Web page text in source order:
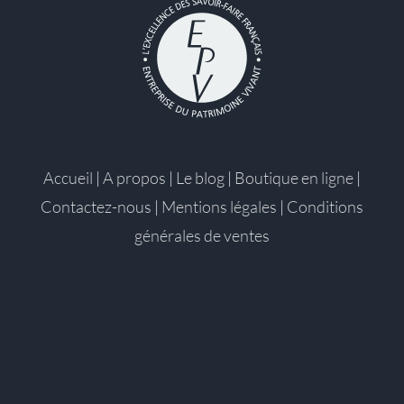
Accueil | A propos | Le blog | Boutique en ligne |
Contactez-nous | Mentions légales | Conditions
générales de ventes